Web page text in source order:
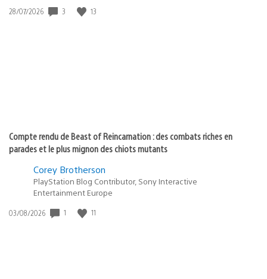
Date
28/07/2026 3 13
Compte rendu de Beast of Reincarnation : des combats riches en
parades et le plus mignon des chiots mutants
Corey Brotherson
PlayStation Blog Contributor, Sony Interactive
Entertainment Europe
Date
03/08/2026 1 11